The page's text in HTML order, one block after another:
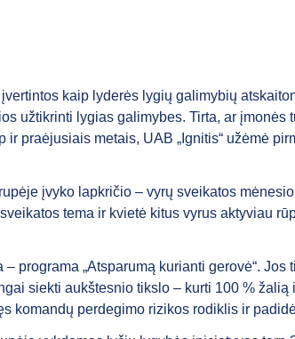
kaip lyderės lygių galimybių
užtikrinti lygias galimybes. Tirta, ar
praėjusiais metais, UAB „Ignitis“ užėmė
įvyko lapkričio – vyrų sveikatos
tema ir kvietė kitus vyrus aktyviau
programa „Atsparumą kurianti gerovė“.
siekti aukštesnio tikslo – kurti 100 %
komandų perdegimo rizikos rodiklis ir